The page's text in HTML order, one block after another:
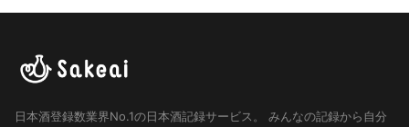
日本酒登録数業界No.1の日本酒記録サービス。
みんなの記録から自分